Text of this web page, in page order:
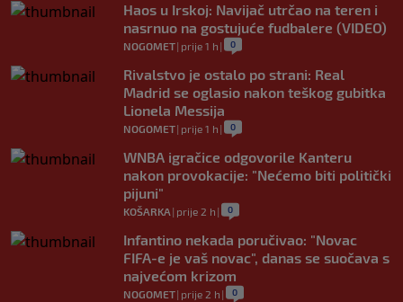
Haos u Irskoj: Navijač utrčao na teren i
nasrnuo na gostujuće fudbalere (VIDEO)
NOGOMET| prije 1 h | 0
Rivalstvo je ostalo po strani: Real
Madrid se oglasio nakon teškog gubitka
Lionela Messija
NOGOMET| prije 1 h | 0
WNBA igračice odgovorile Kanteru
nakon provokacije: "Nećemo biti politički
pijuni"
KOŠARKA | prije 2 h | 0
Infantino nekada poručivao: "Novac
FIFA-e je vaš novac", danas se suočava s
najvećom krizom
NOGOMET| prije 2 h | 0